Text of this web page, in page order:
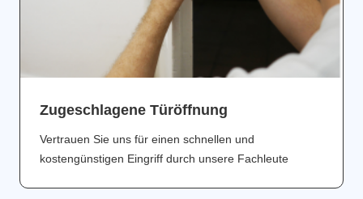
Zugeschlagene Türöffnung
Vertrauen Sie uns für einen schnellen und
kostengünstigen Eingriff durch unsere Fachleute